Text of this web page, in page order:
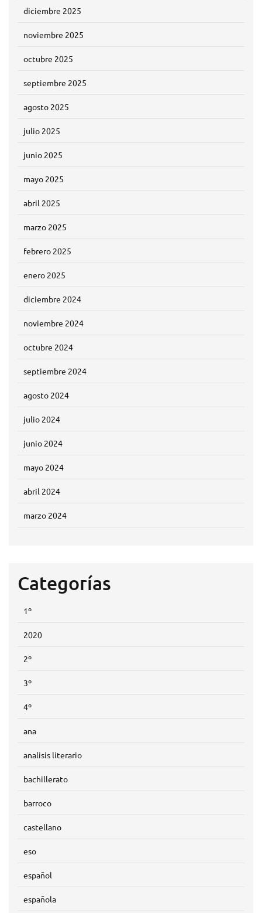
diciembre 2025
noviembre 2025
octubre 2025
septiembre 2025
agosto 2025
julio 2025
junio 2025
mayo 2025
abril 2025
marzo 2025
febrero 2025
enero 2025
diciembre 2024
noviembre 2024
octubre 2024
septiembre 2024
agosto 2024
julio 2024
junio 2024
mayo 2024
abril 2024
marzo 2024
Categorías
1º
2020
2º
3º
4º
ana
analisis literario
bachillerato
barroco
castellano
eso
español
española